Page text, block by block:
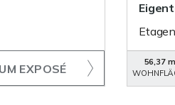
EXPOSÉ
56,37